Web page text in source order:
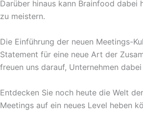
Darüber hinaus kann Brainfood
zu meistern.
Die Einführung der neuen Meetings-
Statement für eine neue Art der
freuen uns darauf, Unternehmen
Entdecken Sie noch heute die Welt
Meetings auf ein neues Level heben